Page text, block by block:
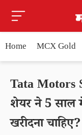
Home MCX Gold
Tata Motors
शेयर ने 5 साल
खरीदना चाहिए?